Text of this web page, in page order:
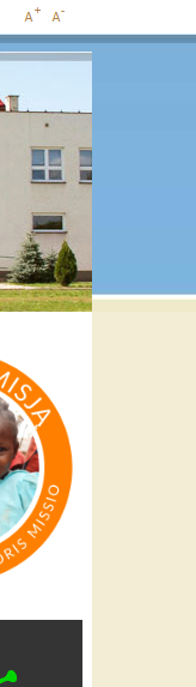
Increase
font size
Decrease
font size